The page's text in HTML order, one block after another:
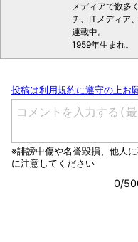
メディアで数多
チ、ITメディア
連載中。
1959年生まれ。